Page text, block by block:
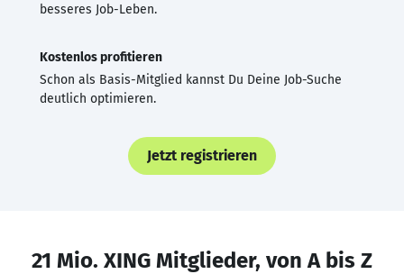
besseres Job-Leben.
Kostenlos profitieren
Schon als Basis-Mitglied kannst Du Deine Job-Suche
deutlich optimieren.
Jetzt registrieren
21 Mio. XING Mitglieder, von A bis Z